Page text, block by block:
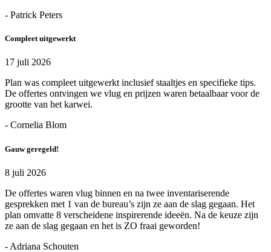
- Patrick Peters
Compleet uitgewerkt
17 juli 2026
Plan was compleet uitgewerkt inclusief staaltjes en specifieke tips.
De offertes ontvingen we vlug en prijzen waren betaalbaar voor de
grootte van het karwei.
- Cornelia Blom
Gauw geregeld!
8 juli 2026
De offertes waren vlug binnen en na twee inventariserende
gesprekken met 1 van de bureau’s zijn ze aan de slag gegaan. Het
plan omvatte 8 verscheidene inspirerende ideeën. Na de keuze zijn
ze aan de slag gegaan en het is ZO fraai geworden!
- Adriana Schouten